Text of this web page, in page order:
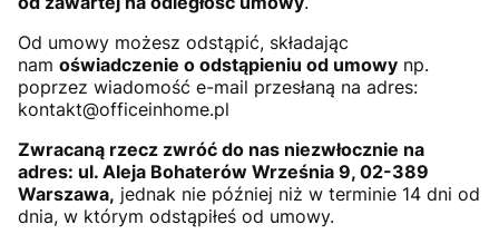
Od umowy możesz odstąpić, składając
nam oświadczenie o odstąpieniu od umowy np.
poprzez wiadomość e-mail przesłaną na adres:
kontakt@officeinhome.pl
Zwracaną rzecz zwróć do nas niezwłocznie na
adres: ul. Aleja Bohaterów Września 9, 02-389
Warszawa, jednak nie później niż w terminie 14 dni od
dnia, w którym odstąpiłeś od umowy.